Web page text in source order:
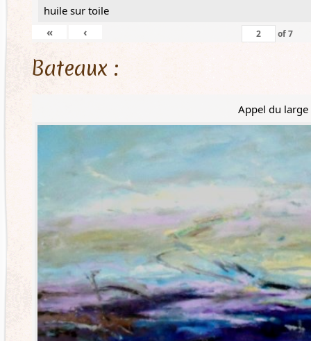
huile sur toile
«
‹ of7
Bateaux :
Appel du large